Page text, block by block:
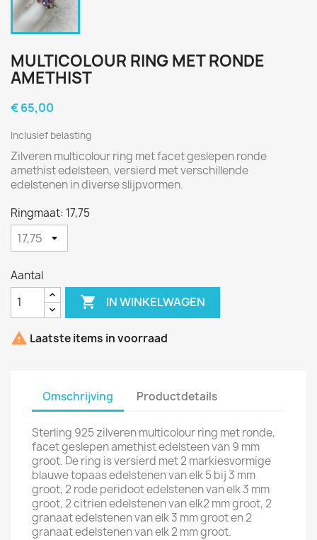
MULTICOLOUR RING MET RONDE
AMETHIST
€ 65,00
Inclusief belasting
Zilveren multicolour ring met facet geslepen ronde
amethist edelsteen, versierd met verschillende
edelstenen in diverse slijpvormen.
Ringmaat: 17,75
Aantal
 IN WINKELWAGEN
 Laatste items in voorraad
Omschrijving Productdetails
Sterling 925 zilveren multicolour ring met ronde,
facet geslepen amethist edelsteen van 9 mm
groot. De ring is versierd met 2 markiesvormige
blauwe topaas edelstenen van elk 5 bij 3 mm
groot, 2 rode peridoot edelstenen van elk 3 mm
groot, 2 citrien edelstenen van elk2 mm groot, 2
granaat edelstenen van elk 3 mm groot en 2
granaat edelstenen van elk 2 mm groot.